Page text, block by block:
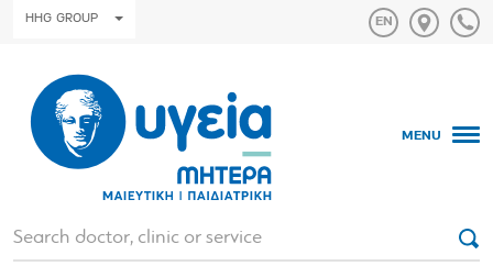
HHG GROUP
MENU